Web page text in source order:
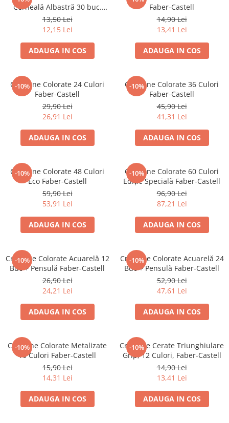
Blocnotesuri
Blocuri de desen
Caiete Biologie
Caiete cu Spirală
Caiete Dictando
Caiete Geografie
Caiete Matematica
Caiete Muzică
Caiete Studențești
Caiete Tip I
Caiete Tip II
Vocabulare
Calculatoare
Instrumente de scris și desen
Carioci
Creioane colorate
Creioane mecanice
Mine pentru creioane mecanice
Pixuri
Rollere
Stilouri
Măsurare și trasare
Rigle
Organizare și Arhivare
Cerneală Albastră 30 buc.
Faber-Castell
13,50 Lei
12,15 Lei
ADAUGA IN COS
Faber-Castell
14,90 Lei
13,41 Lei
ADAUGA IN COS
-10%
Creioane Colorate 24 Culori
Faber-Castell
29,90 Lei
26,91 Lei
ADAUGA IN COS
-10%
Creioane Colorate 36 Culori
Faber-Castell
45,90 Lei
41,31 Lei
ADAUGA IN COS
-10%
Creioane Colorate 48 Culori
Eco Faber-Castell
59,90 Lei
53,91 Lei
ADAUGA IN COS
-10%
Creioane Colorate 60 Culori
Ediție Specială Faber-Castell
96,90 Lei
87,21 Lei
ADAUGA IN COS
-10%
Creioane Colorate Acuarelă 12
Buc + Pensulă Faber-Castell
26,90 Lei
24,21 Lei
ADAUGA IN COS
-10%
Creioane Colorate Acuarelă 24
Buc + Pensulă Faber-Castell
52,90 Lei
47,61 Lei
ADAUGA IN COS
-10%
Creioane Colorate Metalizate
10 Culori Faber-Castell
15,90 Lei
14,31 Lei
ADAUGA IN COS
-10%
Creioane Cerate Triunghiulare
Grip, 12 Culori, Faber-Castell
14,90 Lei
13,41 Lei
ADAUGA IN COS